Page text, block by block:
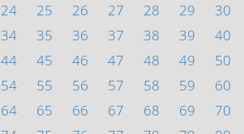
24 25 26 27 28 29
30
34 35 36 37 38 39
40
44 45 46 47 48 49
50
54 55 56 57 58 59
60
64 65 66 67 68 69
70